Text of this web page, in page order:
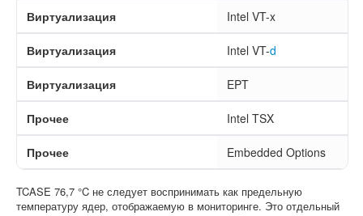
Виртуализация Intel VT-x
Виртуализация Intel VT-d
Виртуализация EPT
Прочее Intel TSX
Прочее Embedded Options
TCASE 76,7 °C не следует воспринимать как предельную
температуру ядер, отображаемую в мониторинге. Это отдельный